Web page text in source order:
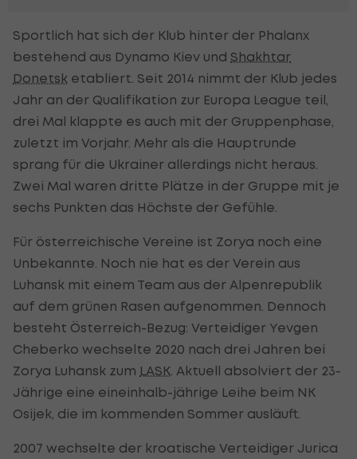
Sportlich hat sich der Klub hinter der Phalanx
bestehend aus Dynamo Kiev und Shakhtar
Donetsk etabliert. Seit 2014 nimmt der Klub jedes
Jahr an der Qualifikation zur Europa League teil,
drei Mal klappte es auch mit der Gruppenphase,
zuletzt im Vorjahr. Mehr als die Hauptrunde
sprang für die Ukrainer allerdings nicht heraus.
Zwei Mal waren dritte Plätze in der Gruppe mit je
sechs Punkten das Höchste der Gefühle.
Für österreichische Vereine ist Zorya noch eine
Unbekannte. Noch nie hat es der Verein aus
Luhansk mit einem Team aus der Alpenrepublik
auf dem grünen Rasen aufgenommen. Dennoch
besteht Österreich-Bezug: Verteidiger Yevgen
Cheberko wechselte 2020 nach drei Jahren bei
Zorya Luhansk zum LASK . Aktuell absolviert der 23-
Jährige eine eineinhalb-jährige Leihe beim NK
Osijek, die im kommenden Sommer ausläuft.
2007 wechselte der kroatische Verteidiger Jurica